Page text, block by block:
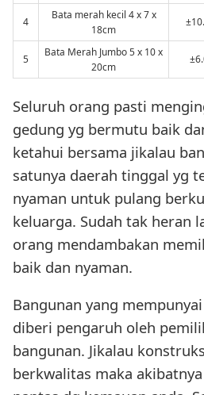
4
Bata merah kecil 4 x 7 x
18cm
5
Bata Merah Jumbo 5 x 10 x
20cm
Seluruh orang pasti
gedung yg bermutu baik
ketahui bersama jikalau
satunya daerah tinggal yg
nyaman untuk pulang
keluarga. Sudah tak heran
orang mendambakan
baik dan nyaman.
Bangunan yang
diberi pengaruh oleh
bangunan. Jikalau
berkwalitas maka